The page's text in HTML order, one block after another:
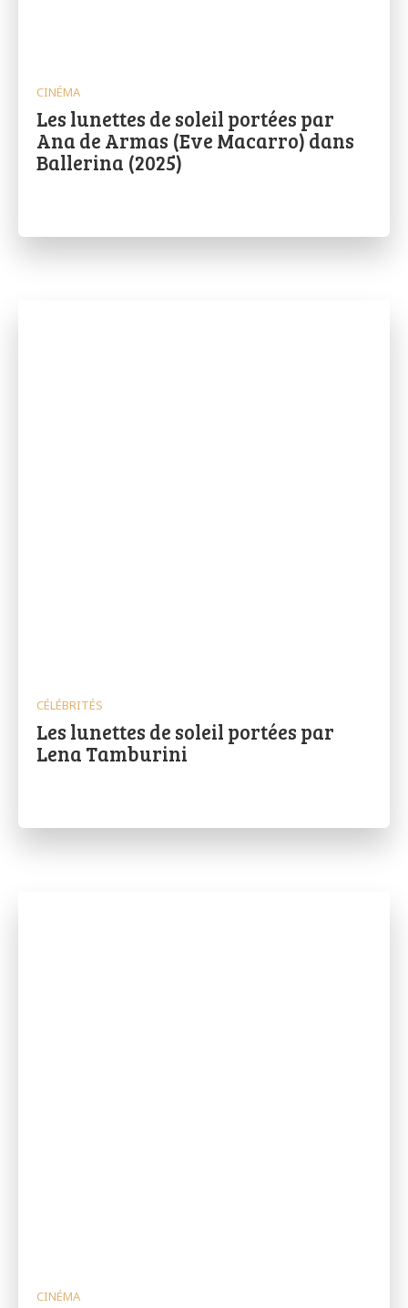
CINÉMA
Les lunettes de soleil portées par
Ana de Armas (Eve Macarro) dans
Ballerina (2025)
CÉLÉBRITÉS
Les lunettes de soleil portées par
Lena Tamburini
CINÉMA